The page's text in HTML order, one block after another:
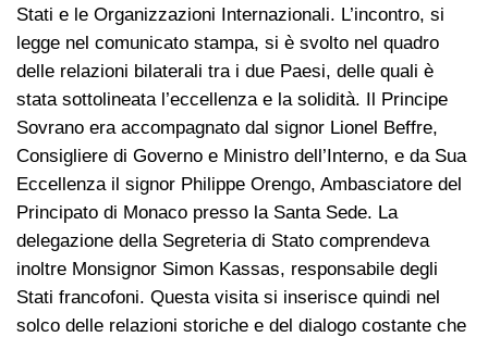
Stati e le Organizzazioni Internazionali. L’incontro, si
legge nel comunicato stampa, si è svolto nel quadro
delle relazioni bilaterali tra i due Paesi, delle quali è
stata sottolineata l’eccellenza e la solidità. Il Principe
Sovrano era accompagnato dal signor Lionel Beffre,
Consigliere di Governo e Ministro dell’Interno, e da Sua
Eccellenza il signor Philippe Orengo, Ambasciatore del
Principato di Monaco presso la Santa Sede. La
delegazione della Segreteria di Stato comprendeva
inoltre Monsignor Simon Kassas, responsabile degli
Stati francofoni. Questa visita si inserisce quindi nel
solco delle relazioni storiche e del dialogo costante che